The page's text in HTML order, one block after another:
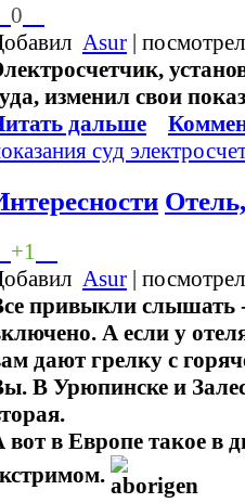
0
Asur |
изменил свои
дальше
суд
+1
Asur |
привыкли слышать -
А если у
дают грелку с
В Урюпинске и
вот в Европе такое в